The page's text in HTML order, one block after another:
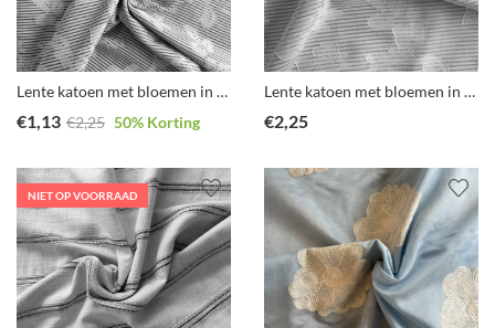
Lente katoen met bloemen in donker blauw
€1,13 €2,25 50% Korting
Lente katoen met bloemen in licht blauw
€2,25
NIET OP VOORRAAD